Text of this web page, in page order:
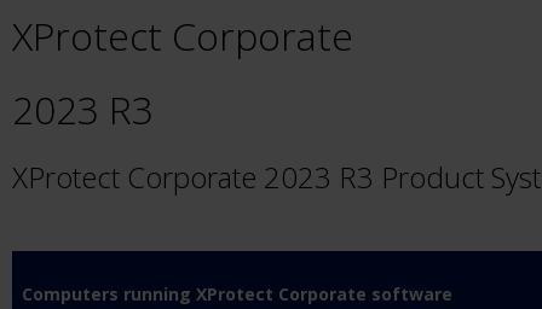
XProtect Corporate
2023 R3
XProtect Corporate 2023 R3 Product
Computers running XProtect Corporate software